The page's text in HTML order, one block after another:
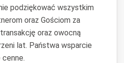
podziękować wszystkim
oraz Gościom za
oraz owocną
lat. Państwa wsparcie
cenne.